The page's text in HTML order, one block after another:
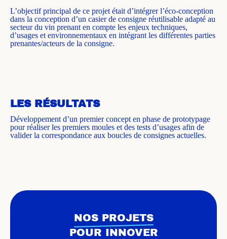
L’objectif principal de ce projet était d’intégrer l’éco-conception
dans la conception d’un casier de consigne réutilisable adapté au
secteur du vin prenant en compte les enjeux techniques,
d’usages et environnementaux en intégrant les différentes parties
prenantes/acteurs de la consigne.
LES RÉSULTATS
Développement d’un premier concept en phase de prototypage
pour réaliser les premiers moules et des tests d’usages afin de
valider la correspondance aux boucles de consignes actuelles.
NOS PROJETS
POUR INNOVER